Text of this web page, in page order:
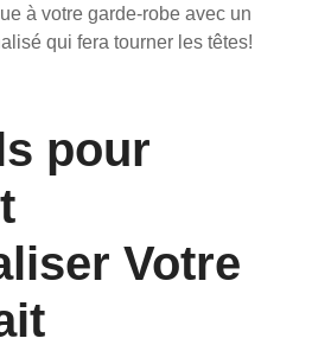
à votre garde-robe avec un
qui fera tourner les têtes!
pour
Votre